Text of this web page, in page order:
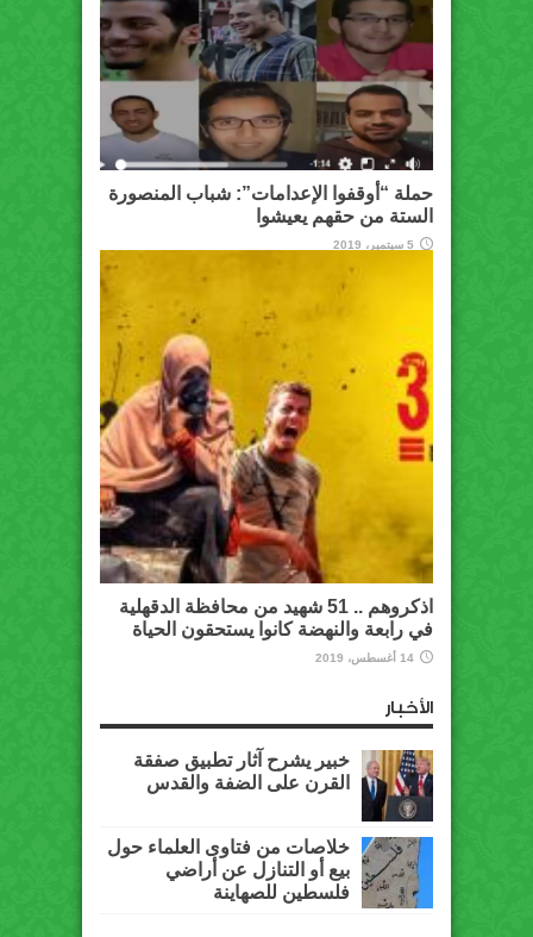
حملة “أوقفوا الإعدامات”: شباب المنصورة
الستة من حقهم يعيشوا
5 سبتمبر، 2019
اذكروهم .. 51 شهيد من محافظة الدقهلية
في رابعة والنهضة كانوا يستحقون الحياة
14 أغسطس، 2019
الأخبار
خبير يشرح آثار تطبيق صفقة
القرن على الضفة والقدس
خلاصات من فتاوى العلماء حول
بيع أو التنازل عن أراضي
فلسطين للصهاينة